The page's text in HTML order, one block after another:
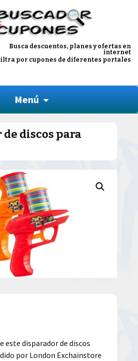
Busca descuentos, planes y ofertas en
internet
por cupones de diferentes portales
Menú
discos para
este disparador de discos
por London Exchainstore